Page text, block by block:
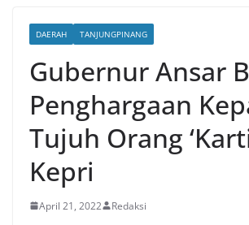
DAERAH TANJUNGPINANG
Gubernur Ansar
Penghargaan
Tujuh Orang
Kepri
April 21, 2022 Redaksi